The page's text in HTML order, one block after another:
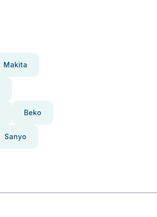
Makita
Beko
Sanyo